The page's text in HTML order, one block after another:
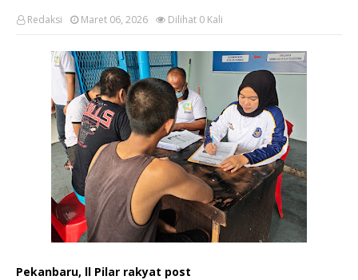
Redaksi Dilihat 0 Kali
Maret 06, 2026
Pekanbaru, ll Pilar rakyat post